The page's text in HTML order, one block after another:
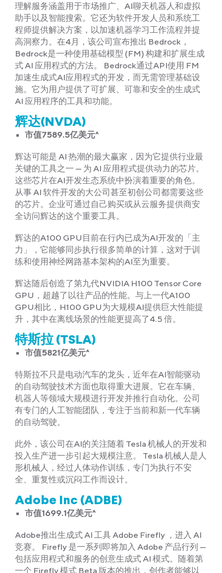
理解服务涵盖用于市场推广、AI聊天机器人和虚拟
助手以及智能搜索。它还为软件开发人员和系统工
程师提供解决方案，以加速机器学习工作流程并提
高洞察力。在4月，该公司宣布推出 Bedrock，
Bedrock是一种使用基础模型 (FM) 构建和扩展生成
式 AI 应用程式的方法。 Bedrock通过API使用 FM
加速生成式AI应用程式的开发，而无需管理基础设
施。它为用户提供了可扩展、可靠和安全的生成式
AI 应用程序的工具和功能。
辉达(NVDA)
市值7589.5亿美元^
辉达可能是 AI 热潮的最大赢家，因为它提供行业最
关键的工具之一 — 为 AI 应用程式提供动力的芯片。
这些芯片在AI开发生态系统中扮演着重要的角色。
从事 AI 软件开发的大公司甚至初创公司都需要这些
的芯片。企业可通过自己购买或从云服务提供商安
全访问辉达的这个重要工具。
辉达的A100 GPU目前在行内已成为AI开发的「主
力」，它能够同步执行很多简单的计算，这对于训
练和使用神经网路基本架构的AI至为重要。
辉达随后创造了第九代NVIDIA H100 Tensor Core
GPU，超越了以往产品的性能。与上一代A100
GPU相比，H100 GPU为大规模AI提供巨大性能提
升，其中在离线场景的性能更提高了4.5 倍。
特斯拉 (TSLA)
市值5821亿美元^
特斯拉不只是电动汽车的龙头，近年在AI智能驱动
的自动驾驶技术方面也取得重大进展。它在车辆、
机器人等领域大规模进行开发并推行自动化。公司
有专门的人工智能团队，专注于当前和新一代车辆
的自动驾驶。
此外，该公司在AI的关注随着 Tesla 机械人的开发和
投入生产进一步引起大规模注意。 Tesla 机械人是人
形机械人，经过人体动作训练，专门为执行不安
全、重复性或沉闷工作而设计。
Adobe Inc (ADBE)
市值1699.1亿美元^
Adobe推出生成式 AI 工具 Adobe Firefly ，进入 AI
竞赛。 Firefly 是一系列即将加入 Adobe 产品行列 —
包括应用程式和服务的创意生成式 AI 模式。随着第
一个 Firefly 模式 Beta 版本的推出，创作者能够以